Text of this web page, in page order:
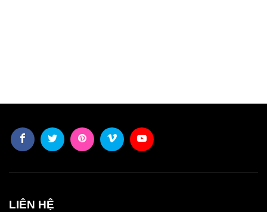
LIÊN HỆ